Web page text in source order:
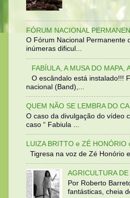
FÓRUM NACIONAL
O Fórum Nacional Permanente
inúmeras dificul...
FABÍULA, A MUSA DO MAPA,
O escândalo está instalado!!!
nacional (Band),...
QUEM NÃO SE LEMBRA DO
O caso da divulgação do vídeo
caso “ Fabiula ...
LUIZA BRITTO e ZÉ HONÓRIO
Tigresa na voz de Zé Honório
AGRICULTURA
Por Roberto
fantásticas, cheia